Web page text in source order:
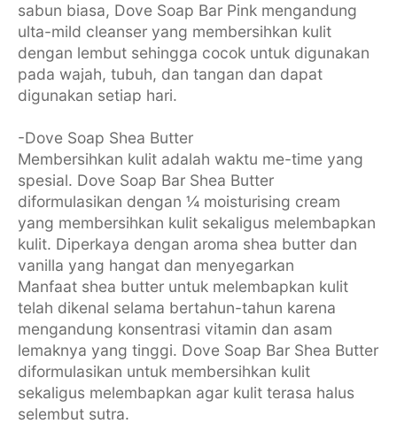
sabun biasa, Dove Soap Bar Pink mengandung
ulta-mild cleanser yang membersihkan kulit
dengan lembut sehingga cocok untuk digunakan
pada wajah, tubuh, dan tangan dan dapat
digunakan setiap hari.
-Dove Soap Shea Butter
Membersihkan kulit adalah waktu me-time yang
spesial. Dove Soap Bar Shea Butter
diformulasikan dengan ¼ moisturising cream
yang membersihkan kulit sekaligus melembapkan
kulit. Diperkaya dengan aroma shea butter dan
vanilla yang hangat dan menyegarkan
Manfaat shea butter untuk melembapkan kulit
telah dikenal selama bertahun-tahun karena
mengandung konsentrasi vitamin dan asam
lemaknya yang tinggi. Dove Soap Bar Shea Butter
diformulasikan untuk membersihkan kulit
sekaligus melembapkan agar kulit terasa halus
selembut sutra.